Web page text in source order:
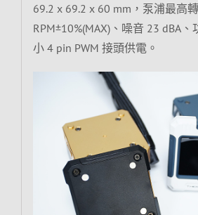
69.2 x 69.2 x 60 mm，泵浦最高
RPM±10%(MAX)、噪音 23 dBA
小 4 pin PWM 接頭供電。